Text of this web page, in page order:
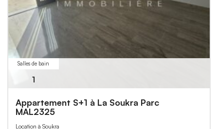
Salles de bain
1
Appartement S+1 à La Soukra Parc
MAL2325
Location à Soukra